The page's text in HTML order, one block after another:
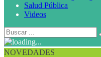
Salud Pública
Videos
NOVEDADES